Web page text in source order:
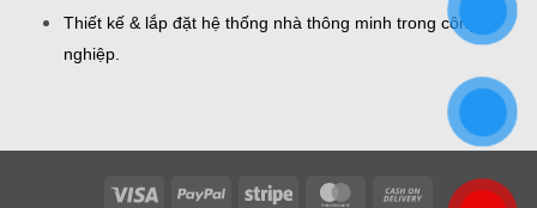
Thiết kế & lắp đặt hệ thống nhà thông minh trong công
nghiệp.
Visa PayPal Stripe MasterCardCash